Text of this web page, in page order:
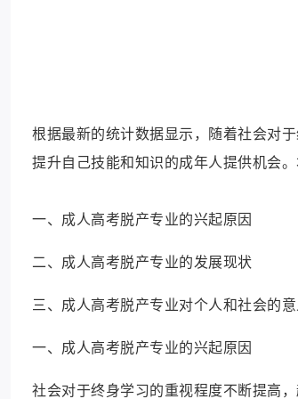
根据最新的统计数据显示，随着社会对
提升自己技能和知识的成年人提供机会
一、成人高考脱产专业的兴起原因
二、成人高考脱产专业的发展现状
三、成人高考脱产专业对个人和社会的
一、成人高考脱产专业的兴起原因
社会对于终身学习的重视程度不断提高